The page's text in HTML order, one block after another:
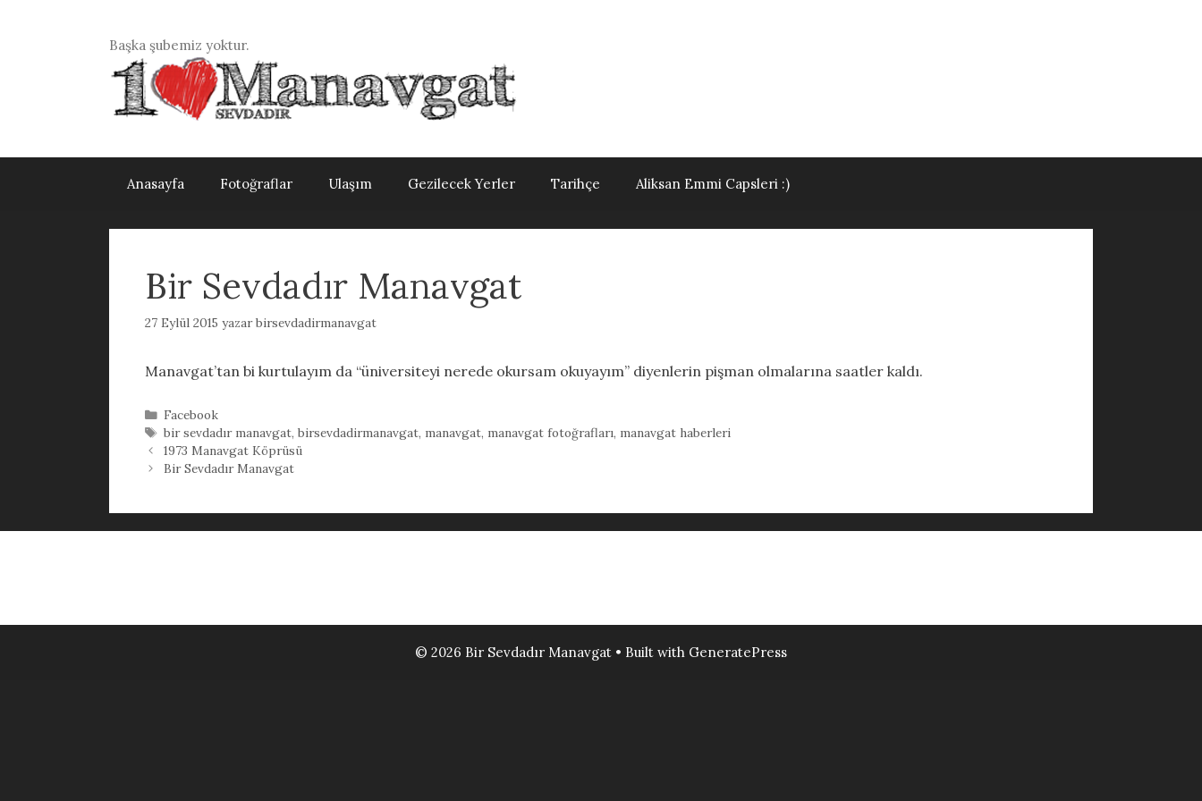
Başka şubemiz yoktur.
Anasayfa Fotoğraflar Ulaşım Gezilecek Yerler Tarihçe Aliksan Emmi Capsleri :)
Bir Sevdadır Manavgat
27 Eylül 2015 yazarbirsevdadirmanavgat
Manavgat’tan bi kurtulayım da “üniversiteyi nerede okursam okuyayım” diyenlerin pişman olmalarına saatler kaldı.
Kategoriler
Facebook
Etiketler
bir sevdadır manavgat,birsevdadirmanavgat, manavgat, manavgat fotoğrafları, manavgat haberleri
1973 Manavgat Köprüsü
Bir Sevdadır Manavgat
© 2026 Bir Sevdadır Manavgat • Built with GeneratePress